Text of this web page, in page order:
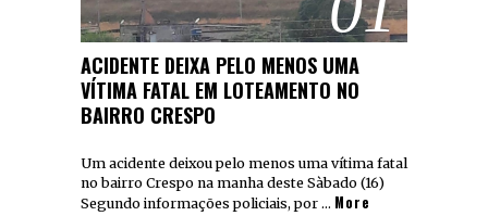
ACIDENTE DEIXA PELO MENOS UMA
VÍTIMA FATAL EM LOTEAMENTO NO
BAIRRO CRESPO
Um acidente deixou pelo menos uma vítima fatal
no bairro Crespo na manha deste Sàbado (16)
Segundo informações policiais, por … More